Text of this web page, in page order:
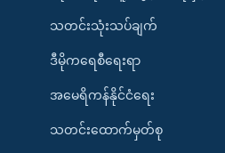
သတင်းသုံးသပ်ချက်
ဒီမိုကရေစီရေးရာ
အမေရိကန်နိုင်ငံရေး
သတင်းထောက်မှတ်စု